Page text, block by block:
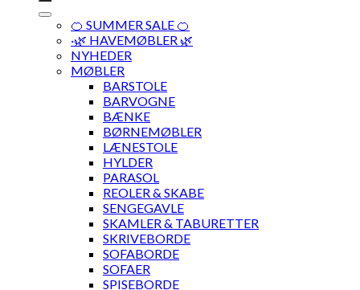
🍊 SUMMER SALE 🍊
·🌿 HAVEMØBLER 🌿
NYHEDER
MØBLER
BARSTOLE
BARVOGNE
BÆNKE
BØRNEMØBLER
LÆNESTOLE
HYLDER
PARASOL
REOLER & SKABE
SENGEGAVLE
SKAMLER & TABURETTER
SKRIVEBORDE
SOFABORDE
SOFAER
SPISEBORDE